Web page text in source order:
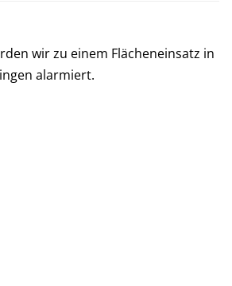
wir zu einem Flächeneinsatz in
alarmiert.